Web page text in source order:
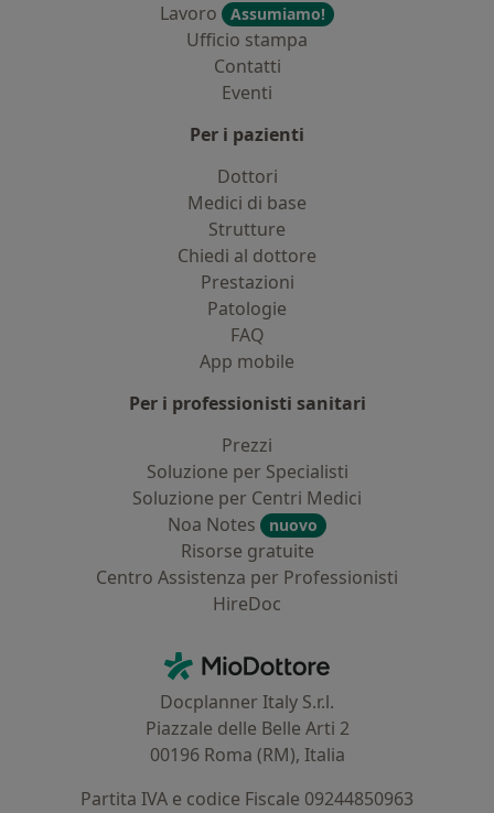
Lavoro
Assumiamo!
Ufficio stampa
Contatti
Eventi
Per i pazienti
Dottori
Medici di base
Strutture
Chiedi al dottore
Prestazioni
Patologie
FAQ
App mobile
Per i professionisti sanitari
Prezzi
Soluzione per Specialisti
Soluzione per Centri Medici
Noa Notes
nuovo
Risorse gratuite
Centro Assistenza per Professionisti
HireDoc
MioDottore - Homepage
Docplanner Italy S.r.l.
Piazzale delle Belle Arti 2
00196 Roma (RM), Italia
Partita IVA e codice Fiscale 09244850963